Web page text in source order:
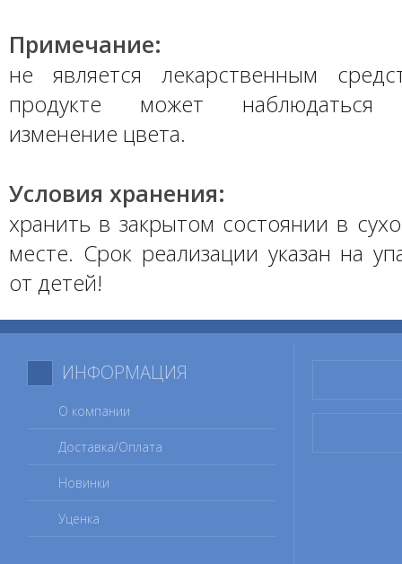
Примечание:
не является лекарственным
продукте может наблюдаться
изменение цвета.
Условия хранения:
хранить в закрытом состоянии в
месте. Срок реализации указан на
от детей!
ИНФОРМАЦИЯ
О компании
Доставка/Оплата
Новинки
Уценка